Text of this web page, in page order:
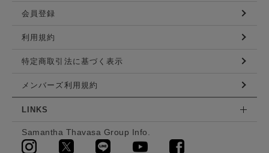
会員登録
利用規約
特定商取引法に基づく表示
メンバーズ利用規約
LINKS
Samantha Thavasa Group Info.